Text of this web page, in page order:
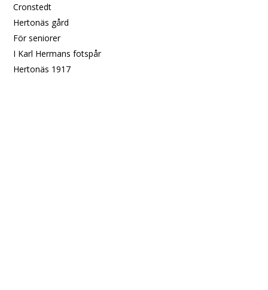
Cronstedt
Hertonäs gård
För seniorer
I Karl Hermans fotspår
Hertonäs 1917